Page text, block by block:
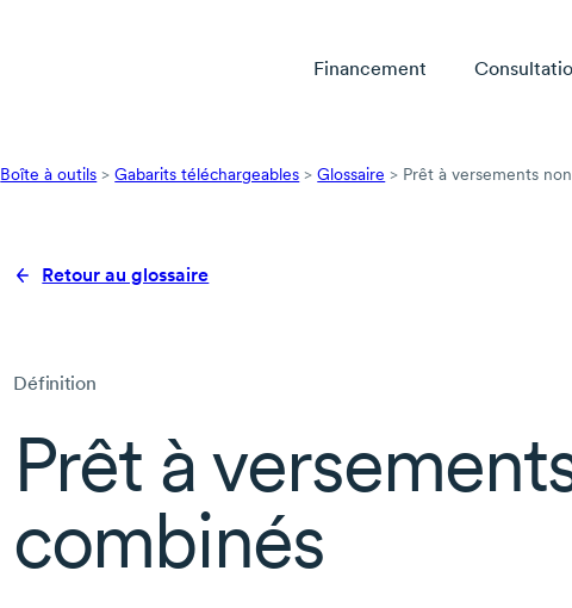
Financement
Boîte à outils > Gabarits téléchargeables > Glossaire > Prêt à versements
Retour au glossaire
Définition
Prêt à
combinés